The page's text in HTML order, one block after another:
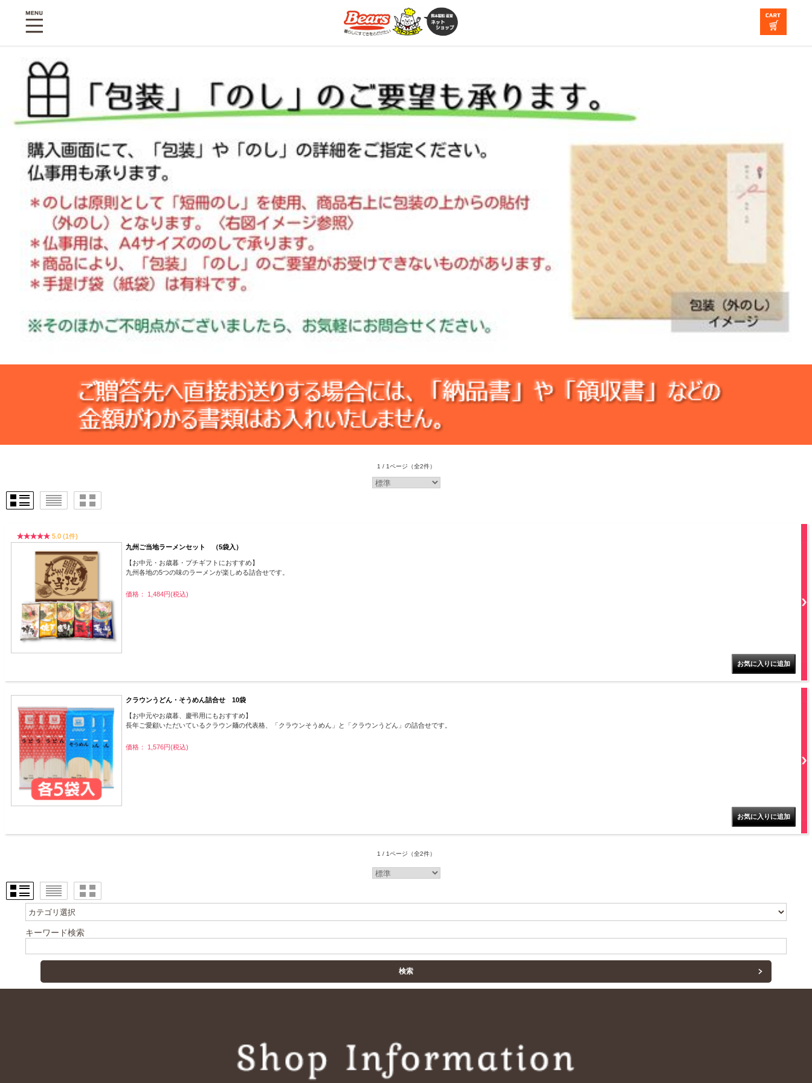
1 / 1ページ （全2件）
5.0 (1件)
九州ご当地ラーメンセット （5袋入）
【お中元・お歳暮・プチギフトにおすすめ】
九州各地の5つの味のラーメンが楽しめる詰合せです。
価格： 1,484円(税込)
クラウンうどん・そうめん詰合せ 10袋
【お中元やお歳暮、慶弔用にもおすすめ】
長年ご愛顧いただいているクラウン麺の代表格、「クラウンそうめん」と「クラウンうどん」の詰合せです。
価格： 1,576円(税込)
1 / 1ページ （全2件）
キーワード検索